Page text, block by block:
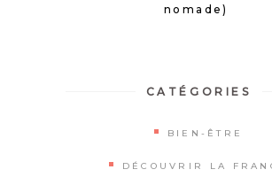
nomade)
CATÉGORIES
BIEN-ÊTRE
DÉCOUVRIR LA